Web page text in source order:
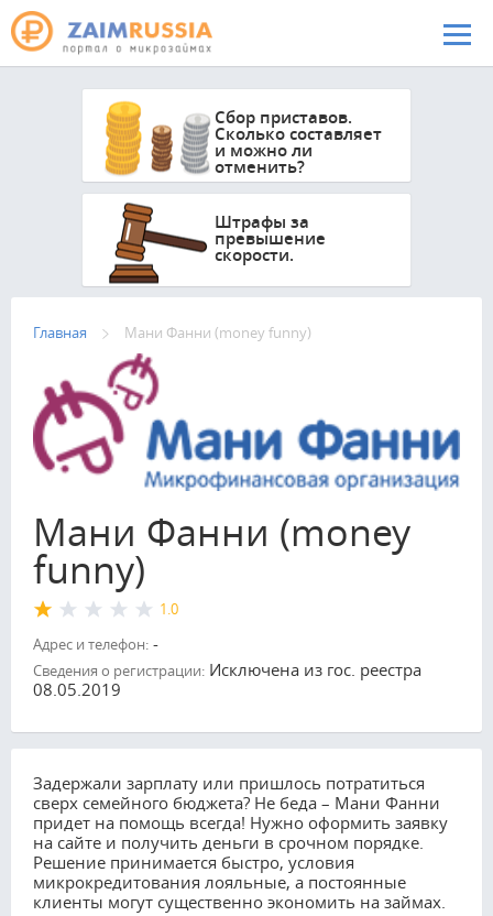
Перейти к основному содержанию
Сбор приставов.
Сколько составляет
и можно ли
отменить?
Штрафы за
превышение
скорости.
Главная Мани Фанни (money funny)
Мани Фанни (money
funny)
1.0
Адрес и телефон: -
Сведения о регистрации: Исключена из гос. реестра
08.05.2019
Задержали зарплату или пришлось потратиться
сверх семейного бюджета? Не беда – Мани Фанни
придет на помощь всегда! Нужно оформить заявку
на сайте и получить деньги в срочном порядке.
Решение принимается быстро, условия
микрокредитования лояльные, а постоянные
клиенты могут существенно экономить на займах.